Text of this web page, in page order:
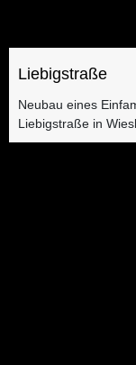
Liebigstraße
Neubau eines
Liebigstraße in